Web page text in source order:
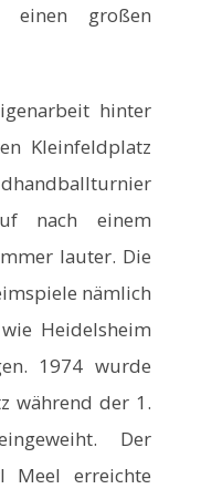
einen großen
hinter
Kleinfeldplatz
nach einem
lauter. Die
nämlich
Heidelsheim
1974 wurde
während der 1.
Der
Meel erreichte